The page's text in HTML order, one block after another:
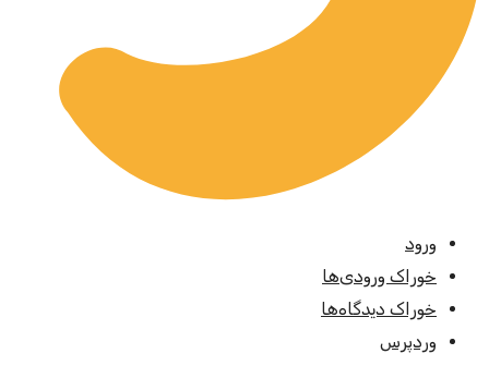
ورود
خوراک ورودی‌ها
خوراک دیدگاه‌ها
وردپرس